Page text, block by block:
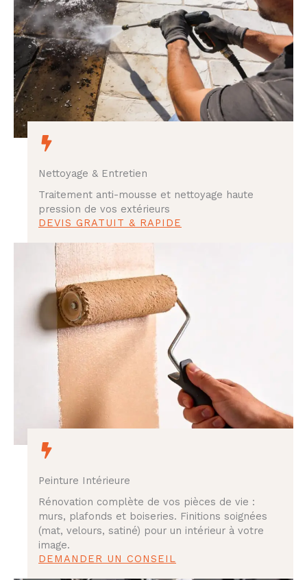
Nettoyage & Entretien
Traitement anti-mousse et nettoyage haute
pression de vos extérieurs
DEVIS GRATUIT & RAPIDE
Peinture Intérieure
Rénovation complète de vos pièces de vie :
murs, plafonds et boiseries. Finitions soignées
(mat, velours, satiné) pour un intérieur à votre
image.
DEMANDER UN CONSEIL